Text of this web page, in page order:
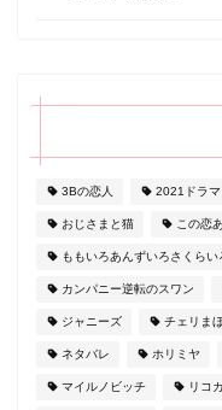
3Bの恋人 2021ドラマ
おじさまと猫 この恋
ももいろあんずいろさくらい
カンパニー逆転のスワン
ジャニーズ チェリまほ
ネタバレ ホリミヤ
マイルノビッチ リコ